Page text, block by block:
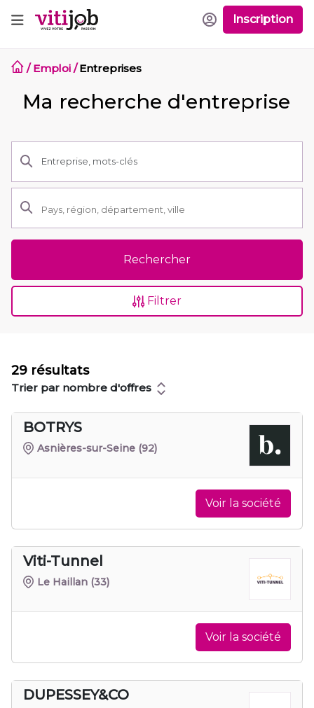
Inscription
/Emploi/Entreprises
Ma recherche d'entreprise
Rechercher
Filtrer
29 résultats
Trier par nombre d'offres
BOTRYS
Asnières-sur-Seine (92)
Voir la société
Viti-Tunnel
Le Haillan (33)
Voir la société
DUPESSEY&CO